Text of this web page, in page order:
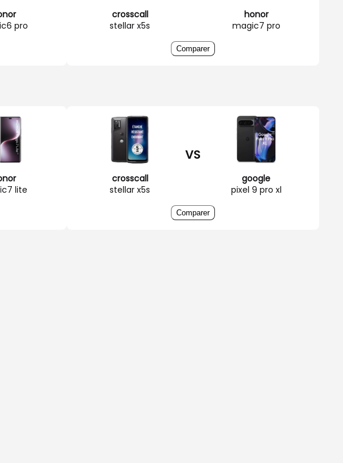
pro
crosscall
stellar x5s
honor
magic7 pro
Comparer
lite
crosscall
stellar x5s
VS
google
pixel 9 pro xl
Comparer